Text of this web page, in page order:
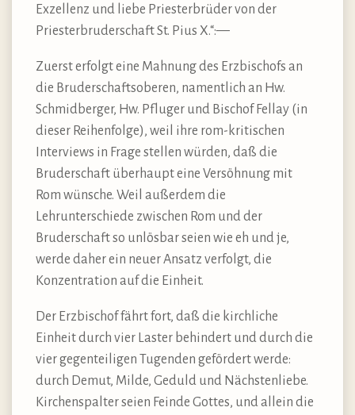
Exzellenz und liebe Priesterbrüder von der
Priesterbruderschaft St. Pius X.“:—
Zuerst erfolgt eine Mahnung des Erzbischofs an
die Bruderschaftsoberen, namentlich an Hw.
Schmidberger, Hw. Pfluger und Bischof Fellay (in
dieser Reihenfolge), weil ihre rom-kritischen
Interviews in Frage stellen würden, daß die
Bruderschaft überhaupt eine Versöhnung mit
Rom wünsche. Weil außerdem die
Lehrunterschiede zwischen Rom und der
Bruderschaft so unlösbar seien wie eh und je,
werde daher ein neuer Ansatz verfolgt, die
Konzentration auf die Einheit.
Der Erzbischof fährt fort, daß die kirchliche
Einheit durch vier Laster behindert und durch die
vier gegenteiligen Tugenden gefördert werde:
durch Demut, Milde, Geduld und Nächstenliebe.
Kirchenspalter seien Feinde Gottes, und allein die